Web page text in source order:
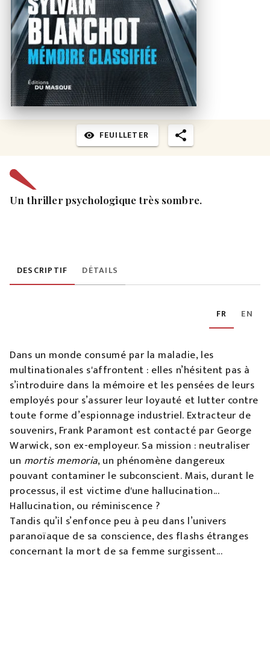
visibility FEUILLETER
Un thriller psychologique très sombre.
DESCRIPTIF DÉTAILS
FR EN
Dans un monde consumé par la maladie, les
multinationales s'affrontent : elles n’hésitent pas à
s’introduire dans la mémoire et les pensées de leurs
employés pour s’assurer leur loyauté et lutter contre
toute forme d’espionnage industriel. Extracteur de
souvenirs, Frank Paramont est contacté par George
Warwick, son ex-employeur. Sa mission : neutraliser
un mortis memoria, un phénomène dangereux
pouvant contaminer le subconscient. Mais, durant le
processus, il est victime d'une hallucination...
Hallucination, ou réminiscence ?
Tandis qu’il s’enfonce peu à peu dans l’univers
paranoïaque de sa conscience, des flashs étranges
concernant la mort de sa femme surgissent...